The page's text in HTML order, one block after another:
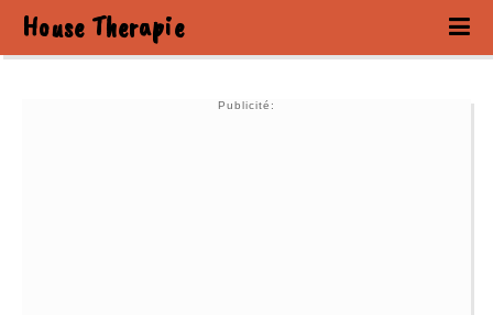
House Therapie
Publicité: